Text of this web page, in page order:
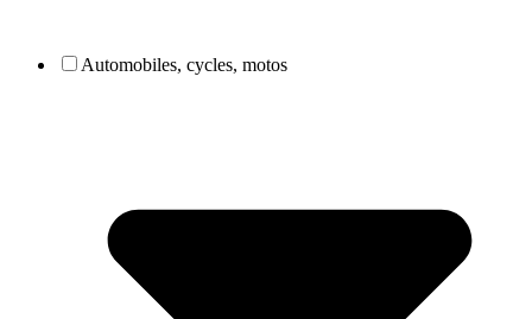
Automobiles, cycles, motos